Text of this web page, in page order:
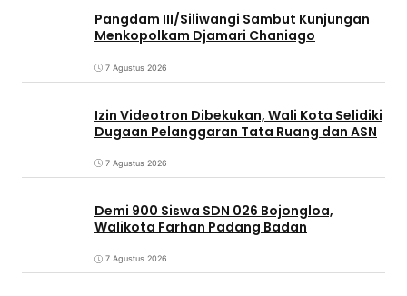
Pangdam III/Siliwangi Sambut Kunjungan
Menkopolkam Djamari Chaniago
7 Agustus 2026
Izin Videotron Dibekukan, Wali Kota Selidiki
Dugaan Pelanggaran Tata Ruang dan ASN
7 Agustus 2026
Demi 900 Siswa SDN 026 Bojongloa,
Walikota Farhan Padang Badan
7 Agustus 2026